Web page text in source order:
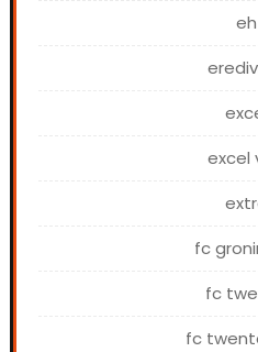
eh
excel
fc
fc
fc